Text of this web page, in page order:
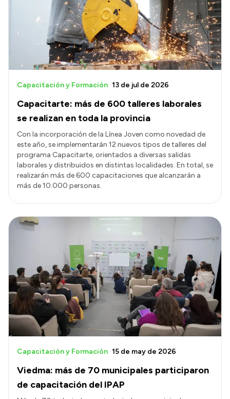
Capacitarte: más de 600 talleres laborales
se realizan en toda la provincia
Capacitación y Formación 13 de jul de 2026
Con la incorporación de la Línea Joven como novedad de
este año, se implementarán 12 nuevos tipos de talleres del
programa Capacitarte, orientados a diversas salidas
laborales y distribuidos en distintas localidades. En total, se
realizarán más de 600 capacitaciones que alcanzarán a
más de 10.000 personas.
Viedma: más de 70 municipales participaron
de capacitación del IPAP
Capacitación y Formación 15 de may de 2026